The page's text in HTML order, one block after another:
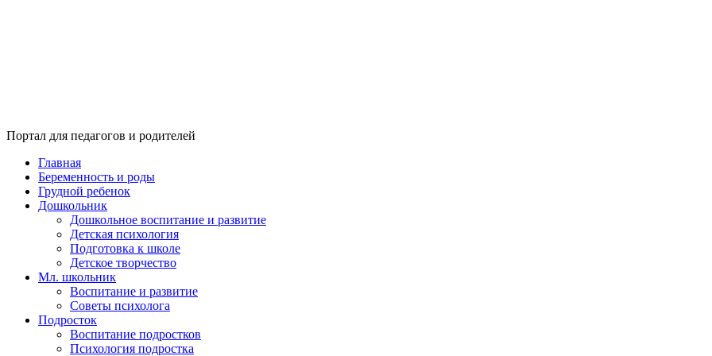
Портал для педагогов и родителей
Главная
Беременность и роды
Грудной ребенок
Дошкольник
Дошкольное воспитание и развитие
Детская психология
Подготовка к школе
Детское творчество
Мл. школьник
Воспитание и развитие
Советы психолога
Подросток
Воспитание подростков
Психология подростка